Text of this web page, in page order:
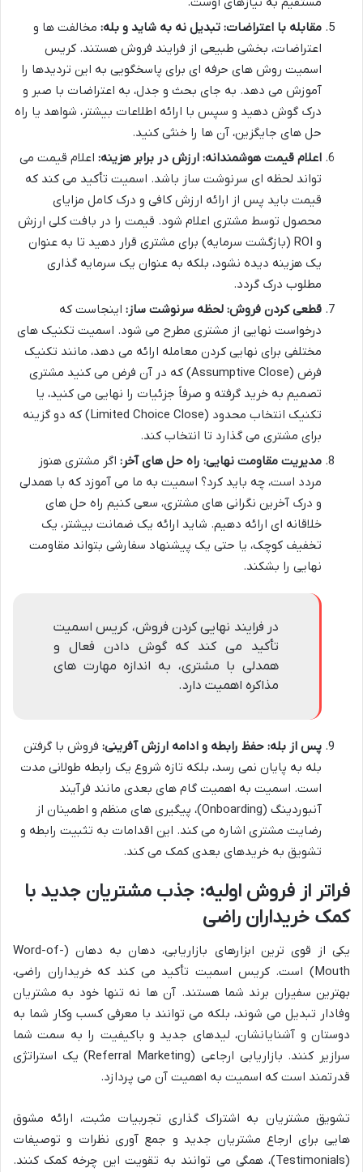
مقابله با اعتراضات: تبدیل نه به شاید و بله: مخالفت ها و
اعتراضات، بخشی طبیعی از فرایند فروش هستند. کریس
اسمیت روش های حرفه ای برای پاسخگویی به این تردیدها را
آموزش می دهد. به جای بحث و جدل، به اعتراضات با صبر و
درک گوش دهید و سپس با ارائه اطلاعات بیشتر، شواهد یا راه
حل های جایگزین، آن ها را خنثی کنید.
اعلام قیمت هوشمندانه: ارزش در برابر هزینه: اعلام قیمت می
تواند لحظه ای سرنوشت ساز باشد. اسمیت تأکید می کند که
قیمت باید پس از ارائه ارزش کافی و درک کامل مزایای
محصول توسط مشتری اعلام شود. قیمت را در بافت کلی ارزش
و ROI (بازگشت سرمایه) برای مشتری قرار دهید تا به عنوان
یک هزینه دیده نشود، بلکه به عنوان یک سرمایه گذاری
مطلوب درک گردد.
قطعی کردن فروش: لحظه سرنوشت ساز: اینجاست که
درخواست نهایی از مشتری مطرح می شود. اسمیت تکنیک های
مختلفی برای نهایی کردن معامله ارائه می دهد، مانند تکنیک
فرض (Assumptive Close) که در آن فرض می کنید مشتری
تصمیم به خرید گرفته و صرفاً جزئیات را نهایی می کنید، یا
تکنیک انتخاب محدود (Limited Choice Close) که دو گزینه
برای مشتری می گذارد تا انتخاب کند.
مدیریت مقاومت نهایی: راه حل های آخر: اگر مشتری هنوز
مردد است، چه باید کرد؟ اسمیت به ما می آموزد که با همدلی
و درک آخرین نگرانی های مشتری، سعی کنیم راه حل های
خلاقانه ای ارائه دهیم. شاید ارائه یک ضمانت بیشتر، یک
تخفیف کوچک، یا حتی یک پیشنهاد سفارشی بتواند مقاومت
نهایی را بشکند.
در فرایند نهایی کردن فروش، کریس اسمیت
تأکید می کند که گوش دادن فعال و
همدلی با مشتری، به اندازه مهارت های
مذاکره اهمیت دارد.
پس از بله: حفظ رابطه و ادامه ارزش آفرینی: فروش با گرفتن
بله به پایان نمی رسد، بلکه تازه شروع یک رابطه طولانی مدت
است. اسمیت به اهمیت گام های بعدی مانند فرآیند
آنبوردینگ (Onboarding)، پیگیری های منظم و اطمینان از
رضایت مشتری اشاره می کند. این اقدامات به تثبیت رابطه و
تشویق به خریدهای بعدی کمک می کند.
فراتر از فروش اولیه: جذب مشتریان جدید با
کمک خریداران راضی
یکی از قوی ترین ابزارهای بازاریابی، دهان به دهان (Word-of-
Mouth) است. کریس اسمیت تأکید می کند که خریداران راضی،
بهترین سفیران برند شما هستند. آن ها نه تنها خود به مشتریان
وفادار تبدیل می شوند، بلکه می توانند با معرفی کسب وکار شما به
دوستان و آشنایانشان، لیدهای جدید و باکیفیت را به سمت شما
سرازیر کنند. بازاریابی ارجاعی (Referral Marketing) یک استراتژی
قدرتمند است که اسمیت به اهمیت آن می پردازد.
تشویق مشتریان به اشتراک گذاری تجربیات مثبت، ارائه مشوق
هایی برای ارجاع مشتریان جدید و جمع آوری نظرات و توصیفات
(Testimonials)، همگی می توانند به تقویت این چرخه کمک کنند.